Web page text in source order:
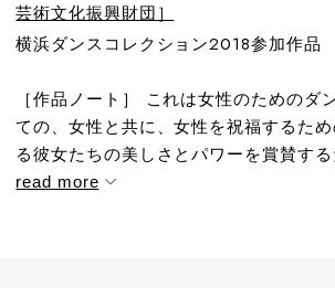
芸術文化振興財団］
横浜ダンスコレクション2018参加作品
［作品ノート］ これは女性のためのダ
ての、女性と共に、女性を祝福するた
る彼女たちの美しさとパワーを賞賛す
read more